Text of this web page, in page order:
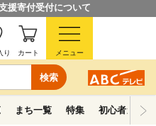
援寄付受付について
検索
り カート メニュー
まち一覧 特集 初心者ガイド